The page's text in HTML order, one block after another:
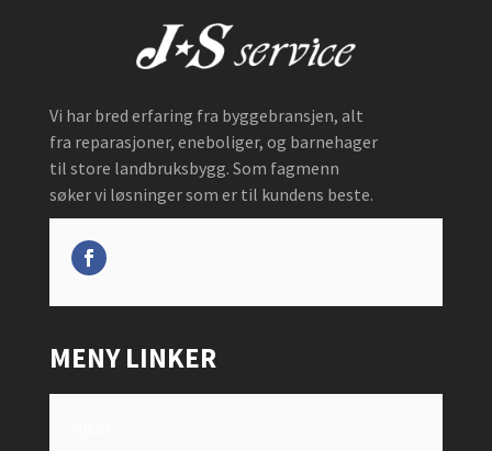
Vi har bred erfaring fra byggebransjen, alt
fra reparasjoner, eneboliger, og barnehager
til store landbruksbygg. Som fagmenn
søker vi løsninger som er til kundens beste.
MENY LINKER